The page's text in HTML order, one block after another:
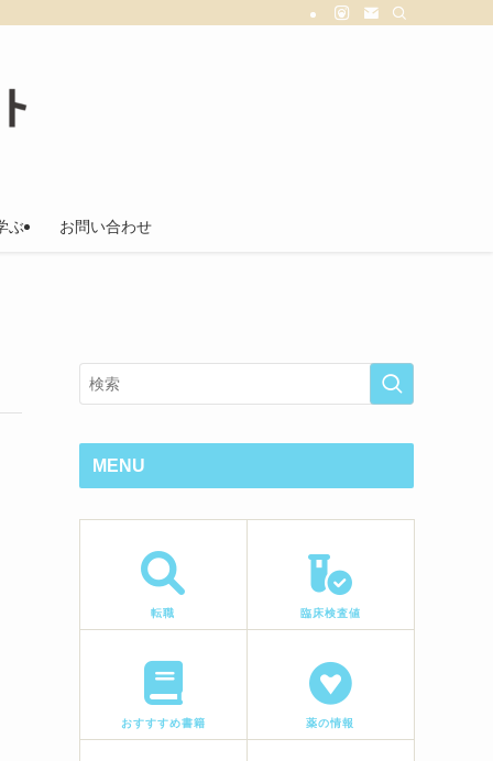
ぶ お問い合わせ
MENU
転職 臨床検査値
おすすすめ書籍 薬の情報